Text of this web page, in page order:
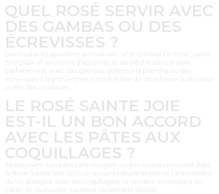
QUEL ROSÉ SERVIR AVEC
DES GAMBAS OU DES
ÉCREVISSES ?
Les crustacés appellent un rosé sec, vif et minéral. Le Rosé Sainte
Joie 2024 et ses notes d’agrumes et de pêche s’accordent
parfaitement avec des gambas grillées à la plancha ou des
écrevisses à la provençale. L’acidité fine du vin sublime la douceur
iodée des crustacés.
LE ROSÉ SAINTE JOIE
EST-IL UN BON ACCORD
AVEC LES PÂTES AUX
COQUILLAGES ?
Absolument. Les pâtes alle vongole ou aux coques trouvent dans
le Rosé Sainte Joie 2024 un accord naturel et précis. La minéralité
du vin dialogue avec les coquillages, sa rondeur enveloppe les
pâtes, et sa vivacité équilibre l’ensemble du plat.